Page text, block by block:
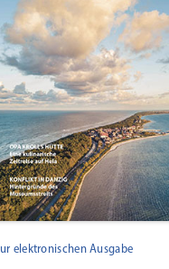
elektronischen Ausgabe